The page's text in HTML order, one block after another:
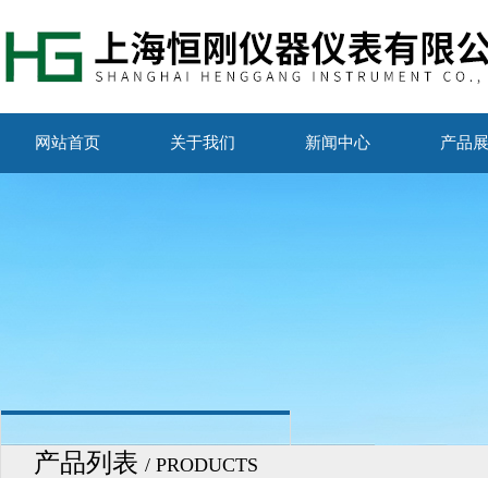
网站首页 关于我们 新闻中心 产品
产品列表 / PRODUCTS